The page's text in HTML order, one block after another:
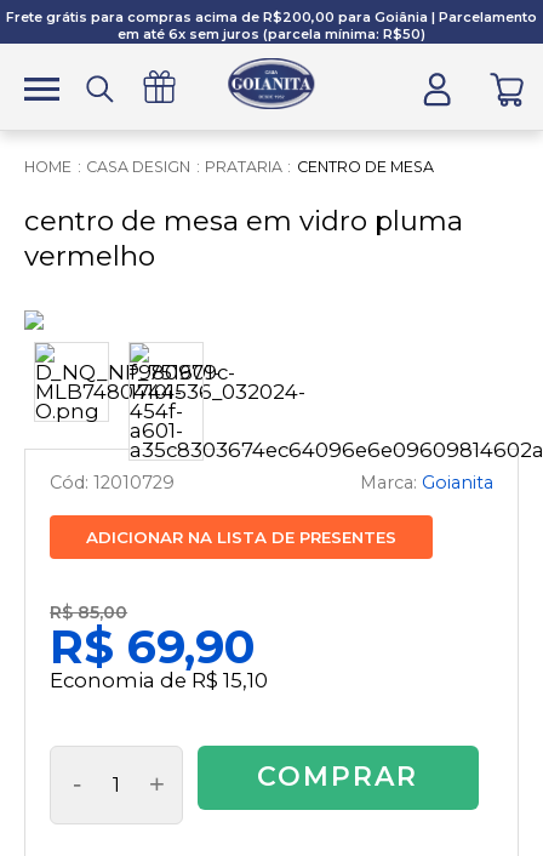
Frete grátis para compras acima de R$200,00 para Goiânia | Parcelamento
em até 6x sem juros (parcela mínima: R$50)
CASA DESIGN PRATARIA CENTRO DE MESA
centro de mesa em vidro pluma
vermelho
12010729 Goianita
ADICIONAR NA LISTA DE PRESENTES
R$ 85,00
R$ 69,90
Economia de R$ 15,10
- + COMPRAR